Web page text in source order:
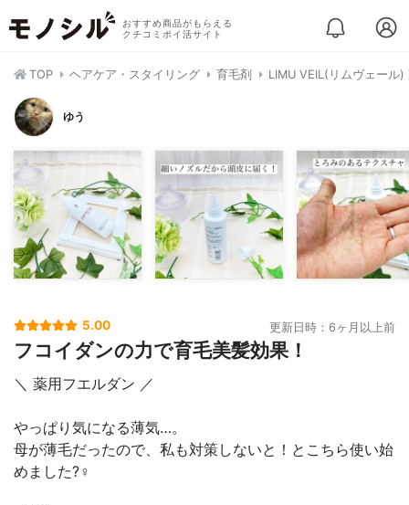
おすすめ商品がもらえる
クチコミポイ活サイト
TOP ヘアケア・スタイリング 育毛剤 LIMU VEIL(リムヴェール
ゆう
5.00 更新日時：6ヶ月以上前
フコイダンの力で育毛美髪効果！
＼ 薬用フエルダン ／
やっぱり気になる薄気…。
母が薄毛だったので、私も対策しないと！とこちら使い始
めました?‍♀️